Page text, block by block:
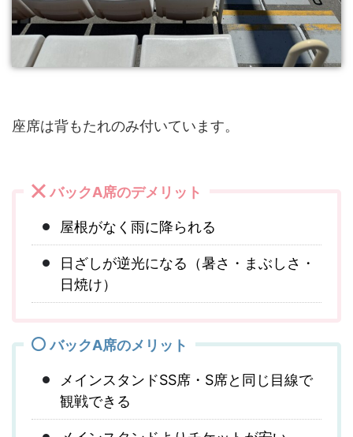
座席は背もたれのみ付いています。
バックA席のデメリット
屋根がなく雨に降られる
日ざしが逆光になる（暑さ・まぶしさ・
日焼け）
バックA席のメリット
メインスタンドSS席・S席と同じ目線で
観戦できる